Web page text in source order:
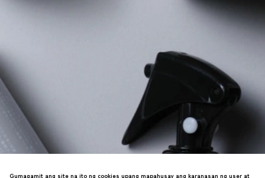
Gumagamit ang site na ito ng cookies upang mapahusay ang karanasan ng user at